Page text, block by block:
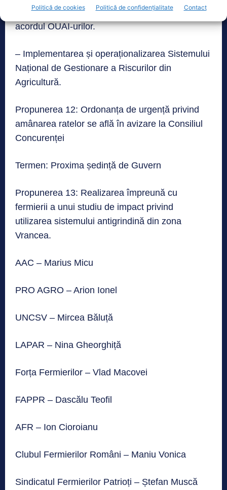
Politică de cookies Politică de confidențialitate Contact
amenajările secundare de irigații doar c u
acordul OUAI-urilor.
– Implementarea și operaționalizarea Sistemului
Național de Gestionare a Riscurilor din
Agricultură.
Propunerea 12: Ordonanța de urgență privind
amânarea ratelor se află în avizare la Consiliul
Concurenței
Termen: Proxima ședință de Guvern
Propunerea 13: Realizarea împreună cu
fermierii a unui studiu de impact privind
utilizarea sistemului antigrindină din zona
Vrancea.
AAC – Marius Micu
PRO AGRO – Arion Ionel
UNCSV – Mircea Băluță
LAPAR – Nina Gheorghiță
Forța Fermierilor – Vlad Macovei
FAPPR – Dascălu Teofil
AFR – Ion Cioroianu
Clubul Fermierilor Români – Maniu Vonica
Sindicatul Fermierilor Patrioți – Ștefan Muscă